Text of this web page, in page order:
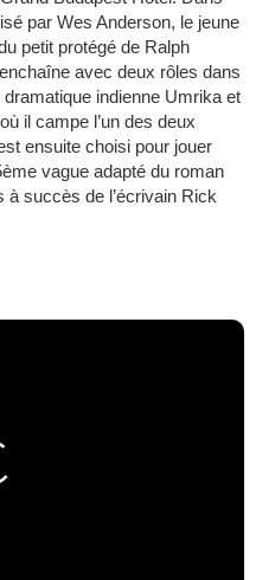
par Wes Anderson, le jeune
petit protégé de Ralph
avec deux rôles dans
indienne Umrika et
il campe l’un des deux
ensuite choisi pour jouer
vague adapté du roman
succès de l’écrivain Rick